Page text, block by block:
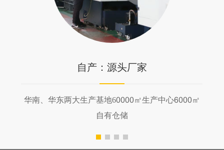
自产：源头厂家
华南、华东两大生产基地60000㎡生产中心6000㎡
自有仓储